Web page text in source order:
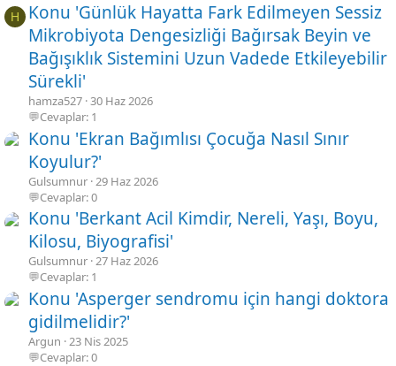
H
Konu 'Günlük Hayatta Fark Edilmeyen Sessiz
Mikrobiyota Dengesizliği Bağırsak Beyin ve
Bağışıklık Sistemini Uzun Vadede Etkileyebilir
Sürekli'
hamza527 30 Haz 2026
💬Cevaplar: 1
Konu 'Ekran Bağımlısı Çocuğa Nasıl Sınır
Koyulur?'
Gulsumnur 29 Haz 2026
💬Cevaplar: 0
Konu 'Berkant Acil Kimdir, Nereli, Yaşı, Boyu,
Kilosu, Biyografisi'
Gulsumnur 27 Haz 2026
💬Cevaplar: 1
Konu 'Asperger sendromu için hangi doktora
gidilmelidir?'
Argun 23 Nis 2025
💬Cevaplar: 0